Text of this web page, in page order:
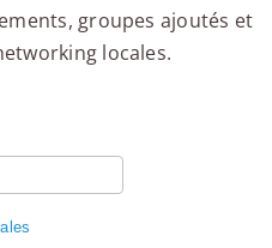
groupes ajoutés et
locales.